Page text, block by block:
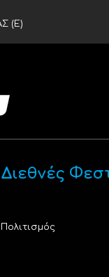
(Ε)
Πολιτισμός